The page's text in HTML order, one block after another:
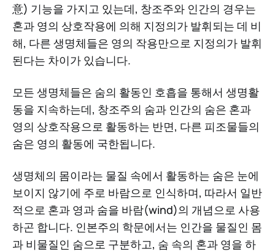
意) 기능을 가지고 있는데, 창조주와 인간의 경우는
혼과 영의 상호작용에 의해 지정의가 발휘되는 데 비
해, 다른 생명체들은 영의 작용만으로 지정의가 발휘
된다는 차이가 있습니다.
모든 생명체들은 숨의 활동인 호흡을 통해서 생명활
동을 지속하는데, 창조주의 숨과 인간의 숨은 혼과
영의 상호작용으로 활동하는 반면, 다른 피조물들의
숨은 영의 활동에 국한됩니다.
생명체의 몸이라는 물질 속에서 활동하는 숨은 눈에
보이지 않기에 주로 바람으로 인식하며, 따라서 일반
적으로 혼과 영과 숨을 바람(wind)의 개념으로 사용
하곤 합니다. 인본주의 학문에서는 인간을 물질인 몸
과 비물질인 숨으로 구분하고, 숨 속의 혼과 영을 하